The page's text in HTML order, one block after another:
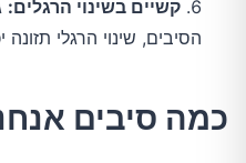
קשיים בשינוי הרגלים:
הסיבים, שינוי הרגלי
כמה סיבים